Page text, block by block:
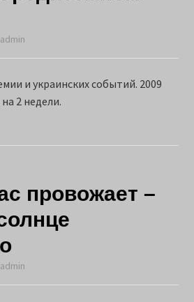
admin
и украинских событий. 2009
2 недели.
провожает –
admin